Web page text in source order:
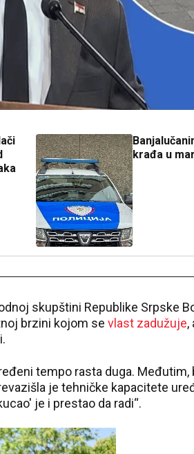
krađa u
skupštini Republike Srpske
brzini kojom se vlast zadužuje,
tempo rasta duga. Međutim,
je tehničke kapacitete
je i prestao da radi“.